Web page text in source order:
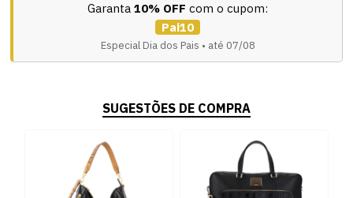
Garanta 10% OFF com o cupom:
Pai10
Especial Dia dos Pais • até 07/08
SUGESTÕES DE COMPRA